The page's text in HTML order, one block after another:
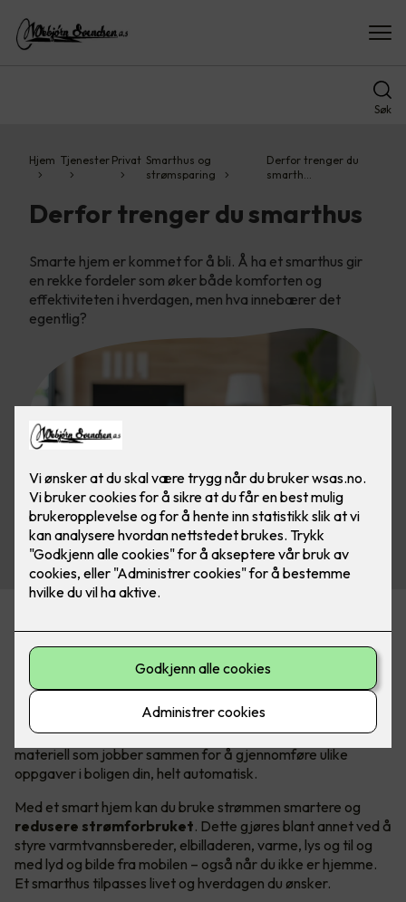
Søk
Hjem Tjenester Privat Smarthus og
strømsparing
Derfor trenger du
smarth…
Derfor trenger du smarthus
Smarte hjem er kommet for å bli. Å ha et smarthus gir
en rekke fordeler som øker både komforten og
effektiviteten i hverdagen, men hva innebærer det
egentlig?
Hva er egentlig et smarthus?
I vår hektiske hverdag søker vi stadig etter måter å gjøre
livet enklere, mer behagelig og mer tilpasset våre individuelle
behov. Det er her smarthusteknologi kommer inn.
Kort forklartbestår et smarthus av elektronikk og el-
materiell som jobber sammen for å gjennomføre ulike
oppgaver i boligen din, helt automatisk.
Med et smart hjem kan du bruke strømmen smartere og
redusere strømforbruket. Dette gjøres blant annet ved å
styre varmtvannsbereder, elbilladeren, varme, lys og til og
med lyd og bilde fra mobilen – også når du ikke er hjemme.
Et smarthus tilpasses livet og hverdagen du ønsker.